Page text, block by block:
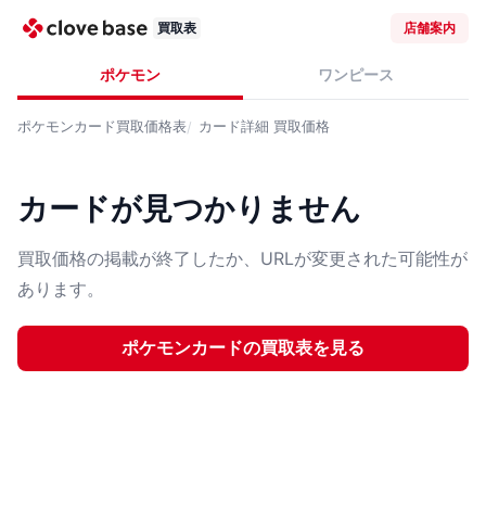
買取表 店舗案内
ポケモン ワンピース
ポケモンカード買取価格表 カード詳細 買取価格
カードが見つかりません
買取価格の掲載が終了したか、URLが変更された可能性が
あります。
ポケモンカードの買取表を見る